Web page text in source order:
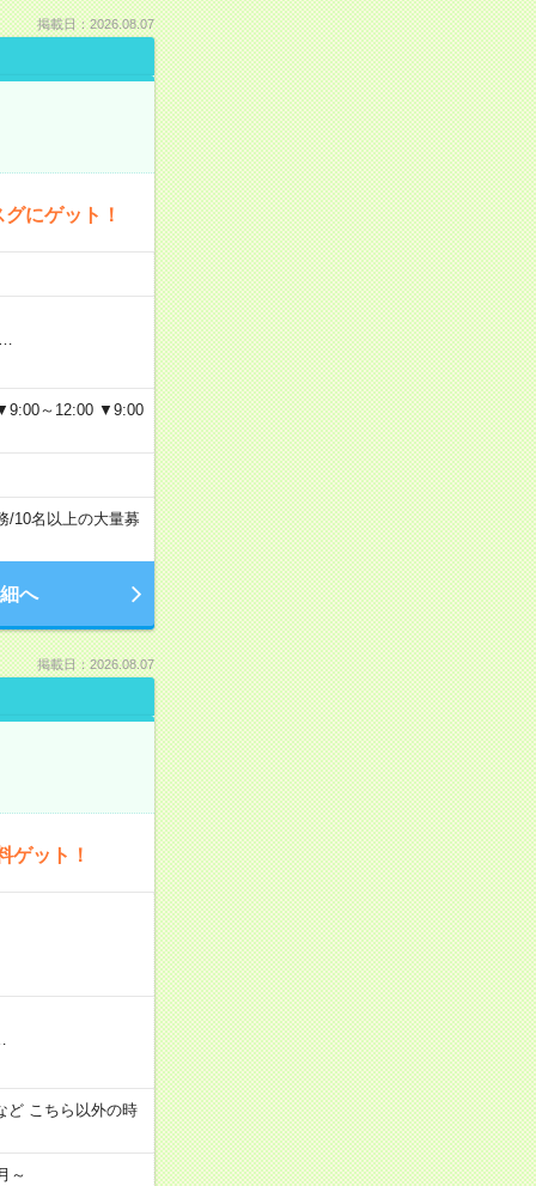
掲載日：2026.08.07
にゲット！
～12:00 ▼9:00
/10名以上の大量募
へ
掲載日：2026.08.07
ゲット！
こちら以外の時
～